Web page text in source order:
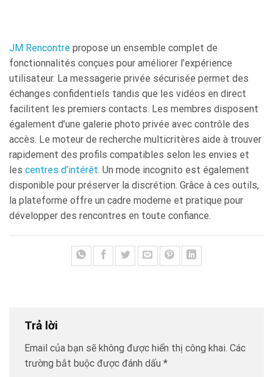
JM Rencontre propose un ensemble complet de
fonctionnalités conçues pour améliorer l’expérience
utilisateur. La messagerie privée sécurisée permet des
échanges confidentiels tandis que les vidéos en direct
facilitent les premiers contacts. Les membres disposent
également d’une galerie photo privée avec contrôle des
accès. Le moteur de recherche multicritères aide à trouver
rapidement des profils compatibles selon les envies et
les centres d’intérêt. Un mode incognito est également
disponible pour préserver la discrétion. Grâce à ces outils,
la plateforme offre un cadre moderne et pratique pour
développer des rencontres en toute confiance.
Trả lời
Email của bạn sẽ không được hiển thị công khai. Các
trường bắt buộc được đánh dấu *